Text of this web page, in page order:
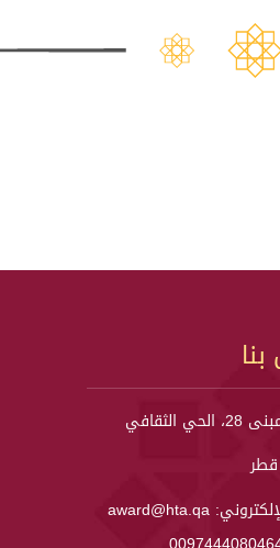
العنوان: مبنى 28، الحي الثقافي
award@hta.qa